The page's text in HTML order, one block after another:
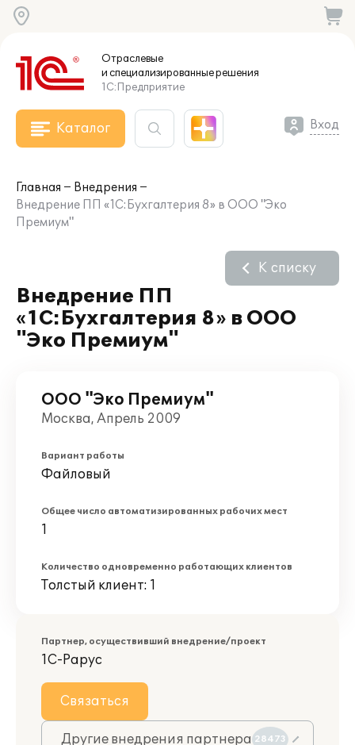
Отраслевые
и специализированныерешения
1С:Предприятие
Каталог Вход
Главная
Внедрения
Внедрение ПП «1С:Бухгалтерия 8» в ООО "Эко
Премиум"
Внедрение ПП
«1С:Бухгалтерия 8» в ООО
"Эко Премиум"
К списку
ООО "Эко Премиум"
Москва, Апрель 2009
Вариант работы
Файловый
Общее число автоматизированных рабочих мест
1
Количество одновременно работающих клиентов
Толстый клиент: 1
Партнер, осуществивший внедрение/проект
1С-Рарус
Связаться
Другие внедрения партнера 28473